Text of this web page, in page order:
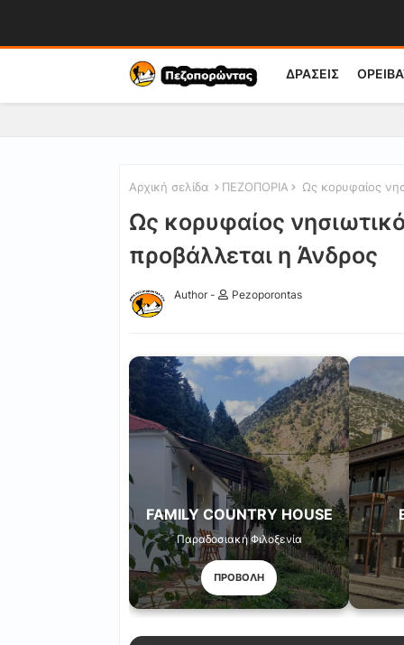
ΔΡΑΣΕΙΣ
Αρχική σελίδα ΠΕΖΟΠΟΡΙΑ Ως κορυφαίος
Ως κορυφαίος
προβάλλεται η Άνδρος
Author - Pezoporontas
FAMILY COUNTRY HOUSE
Παραδοσιακή Φιλοξενία
ΠΡΟΒΟΛΗ